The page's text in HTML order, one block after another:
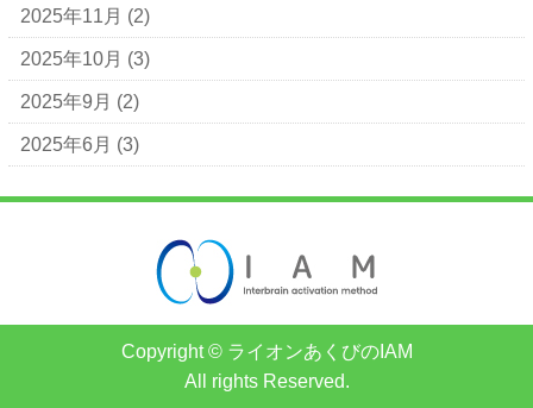
2025年11月 (2)
2025年10月 (3)
2025年9月 (2)
2025年6月 (3)
Copyright © ライオンあくびのIAM
All rights Reserved.